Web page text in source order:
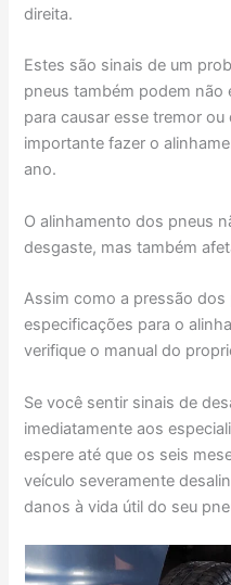
direita.
Estes são sinais de um
pneus também podem não
para causar esse tremor
importante fazer o
ano.
O alinhamento dos pneus
desgaste, mas também
Assim como a pressão
especificações para o
verifique o manual do
Se você sentir sinais de
imediatamente aos
espere até que os seis
veículo severamente
danos à vida útil do seu